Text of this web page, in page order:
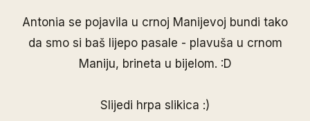
Antonia se pojavila u crnoj Manijevoj bundi tako
da smo si baš lijepo pasale - plavuša u crnom
Maniju, brineta u bijelom. :D
Slijedi hrpa slikica :)